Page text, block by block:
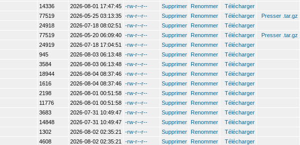
14336 2026-08-01 17:47:45 -rw-r--r-- Supprimer Renommer
Télécharger
77519 2026-05-25 03:13:35 -rw-r--r-- Supprimer Renommer Télécharger
Presser .tar.gz
24918 2026-07-18 08:02:51 -rw-r--r-- Supprimer Renommer
Télécharger
77519 2026-05-20 06:09:40 -rw-r--r-- Supprimer Renommer Télécharger
Presser .tar.gz
24919 2026-07-18 17:04:51 -rw-r--r-- Supprimer Renommer
Télécharger
945 2026-08-03 06:13:48 -rw-r--r-- Supprimer Renommer
Télécharger
3584 2026-08-03 06:13:48 -rw-r--r-- Supprimer Renommer
Télécharger
18944 2026-08-04 08:37:46 -rw-r--r-- Supprimer Renommer
Télécharger
1616 2026-08-04 08:37:46 -rw-r--r-- Supprimer Renommer
Télécharger
2198 2026-08-01 00:51:58 -rw-r--r-- Supprimer Renommer
Télécharger
11776 2026-08-01 00:51:58 -rw-r--r-- Supprimer Renommer
Télécharger
3683 2026-07-31 10:49:47 -rw-r--r-- Supprimer Renommer
Télécharger
14848 2026-07-31 10:49:47 -rw-r--r-- Supprimer Renommer
Télécharger
1302 2026-08-02 02:35:21 -rw-r--r-- Supprimer Renommer
Télécharger
4608 2026-08-02 02:35:21 -rw-r--r-- Supprimer Renommer
Télécharger